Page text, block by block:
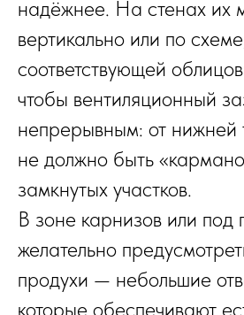
надёжнее. На стенах их
вертикально или по
соответствующей
чтобы вентиляционный
непрерывным: от нижней
не должно быть
замкнутых участков.
В зоне карнизов или под
желательно
продухи — небольшие
которые обеспечивают
После отправки сообщения, каталог
тут же придет в Ваш мессенджер
ПОЛУЧИТЬ КАТАЛОГ ИЗ 18
ПРОЕКТОВ БАНЬ В MAX